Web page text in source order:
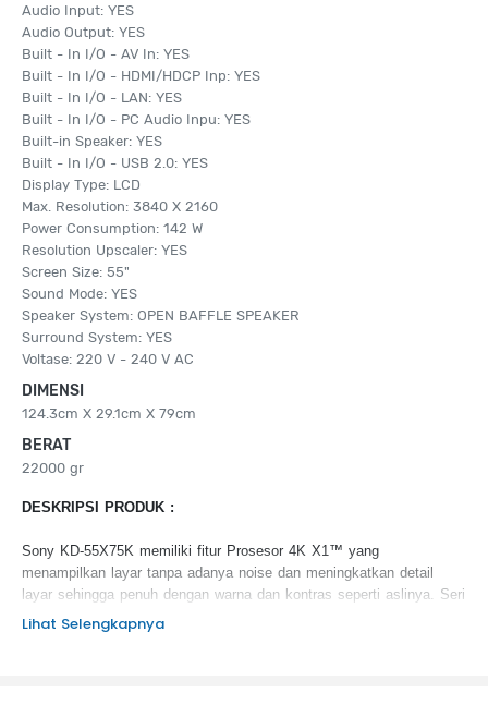
Audio Input: YES
Audio Output: YES
Built - In I/O - AV In: YES
Built - In I/O - HDMI/HDCP Inp: YES
Built - In I/O - LAN: YES
Built - In I/O - PC Audio Inpu: YES
Built-in Speaker: YES
Built - In I/O - USB 2.0: YES
Display Type: LCD
Max. Resolution: 3840 X 2160
Power Consumption: 142 W
Resolution Upscaler: YES
Screen Size: 55"
Sound Mode: YES
Speaker System: OPEN BAFFLE SPEAKER
Surround System: YES
Voltase: 220 V - 240 V AC
DIMENSI
124.3cm X 29.1cm X 79cm
BERAT
22000 gr
DESKRIPSI PRODUK :
Sony KD-55X75K memiliki fitur Prosesor 4K X1™ yang
menampilkan layar tanpa adanya noise dan meningkatkan detail
layar sehingga penuh dengan warna dan kontras seperti aslinya. Seri
ini juga memiliki fitur Motionflow™ XR yang menampilkan gambar
dengan detail yang halus dan tajam
Lihat Selengkapnya